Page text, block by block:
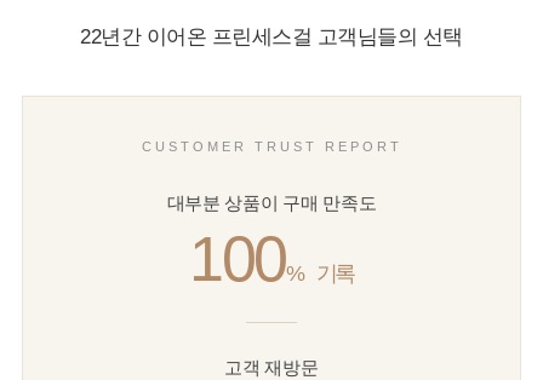
22년간 이어온 프린세스걸 고객님들의 선택
CUSTOMER TRUST REPORT
대부분 상품이 구매 만족도
100% 기록
고객 재방문